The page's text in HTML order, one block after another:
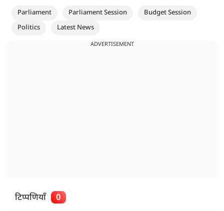
Parliament Parliament Session
Budget Session
Politics
Latest News
ADVERTISEMENT
टिप्पणियाँ 0